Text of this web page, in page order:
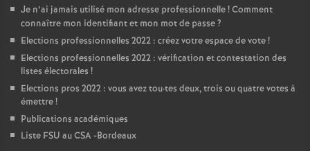
Je n’ai jamais utilisé mon adresse professionnelle! Comment
connaître mon identifiant et mon mot de passe?
Elections professionnelles 2022 : créez votre espace de vote!
Elections professionnelles 2022 : vérification et contestation des
listes électorales !
Elections pros 2022 : vous avez tou·tes deux, trois ou quatre votes à
émettre!
Publications académiques
Liste FSU au CSA -Bordeaux